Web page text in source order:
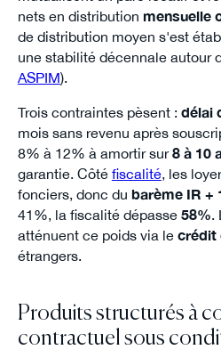
nets en distribution mensuelle
de distribution moyen s'est
une stabilité décennale autour
ASPIM).
Trois contraintes pèsent : délai
mois sans revenu après
8% à 12% à amortir sur8 à 10
garantie. Côté fiscalité, les
fonciers, donc du barème IR +
41%, la fiscalité dépasse 58%.
atténuent ce poids via le crédit
étrangers.
Produits structurés à
contractuel sous